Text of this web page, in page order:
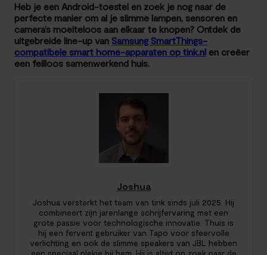
Heb je een Android-toestel en zoek je nog naar de
perfecte manier om al je slimme lampen, sensoren en
camera’s moeiteloos aan elkaar te knopen? Ontdek de
uitgebreide line-up van Samsung SmartThings-
compatibele smart home-apparaten op tink.nl en creëer
een feilloos samenwerkend huis.
Joshua
Joshua versterkt het team van tink sinds juli 2025. Hij
combineert zijn jarenlange schrijfervaring met een
grote passie voor technologische innovatie. Thuis is
hij een fervent gebruiker van Tapo voor sfeervolle
verlichting en ook de slimme speakers van JBL hebben